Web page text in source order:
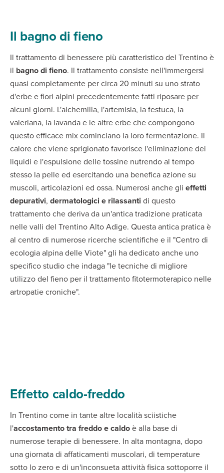
Il bagno di fieno
Il trattamento di benessere più caratteristico del Trentino è
il bagno di fieno. Il trattamento consiste nell'immergersi
quasi completamente per circa 20 minuti su uno strato
d'erbe e fiori alpini precedentemente fatti riposare per
alcuni giorni. L'alchemilla, l'artemisia, la festuca, la
valeriana, la lavanda e le altre erbe che compongono
questo efficace mix cominciano la loro fermentazione. Il
calore che viene sprigionato favorisce l'eliminazione dei
liquidi e l'espulsione delle tossine nutrendo al tempo
stesso la pelle ed esercitando una benefica azione su
muscoli, articolazioni ed ossa. Numerosi anche gli effetti
depurativi, dermatologici e rilassanti di questo
trattamento che deriva da un'antica tradizione praticata
nelle valli del Trentino Alto Adige. Questa antica pratica è
al centro di numerose ricerche scientifiche e il "Centro di
ecologia alpina delle Viote" gli ha dedicato anche uno
specifico studio che indaga "le tecniche di migliore
utilizzo del fieno per il trattamento fitotermoterapico nelle
artropatie croniche".
Effetto caldo-freddo
In Trentino come in tante altre località sciistiche
l'accostamento tra freddo e caldoè alla base di
numerose terapie di benessere. In alta montagna, dopo
una giornata di affaticamenti muscolari, di temperature
sotto lo zero e di un'inconsueta attività fisica sottoporre il